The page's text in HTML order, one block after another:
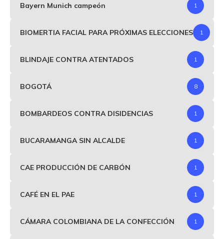
Bayern Munich campeón 1
BIOMERTIA FACIAL PARA PRÓXIMAS ELECCIONES 1
BLINDAJE CONTRA ATENTADOS 1
BOGOTÁ 8
BOMBARDEOS CONTRA DISIDENCIAS 1
BUCARAMANGA SIN ALCALDE 1
CAE PRODUCCIÓN DE CARBÓN 1
CAFÉ EN EL PAE 1
CÁMARA COLOMBIANA DE LA CONFECCIÓN 1